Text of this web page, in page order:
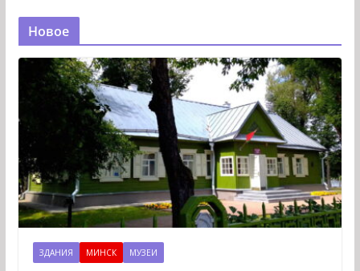
Новое
ЗДАНИЯ МИНСК МУЗЕИ